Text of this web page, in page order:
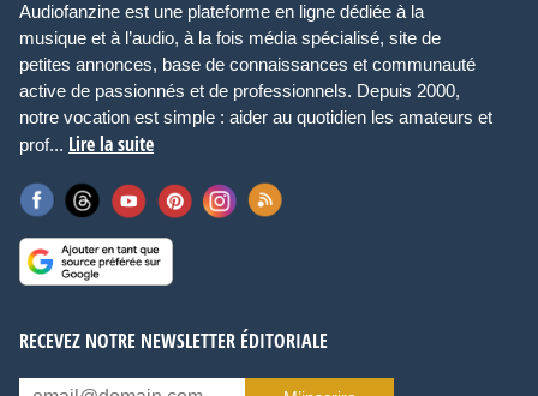
Audiofanzine est une plateforme en ligne dédiée à la
musique et à l’audio, à la fois média spécialisé, site de
petites annonces, base de connaissances et communauté
active de passionnés et de professionnels. Depuis 2000,
notre vocation est simple : aider au quotidien les amateurs et
prof... Lire la suite
RECEVEZ NOTRE NEWSLETTER ÉDITORIALE